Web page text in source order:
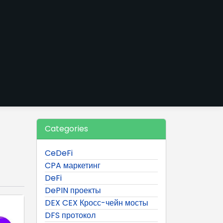
Categories
CeDeFi
CPA маркетинг
DeFi
DePIN проекты
DEX CEX Кросс-чейн мосты
DFS протокол